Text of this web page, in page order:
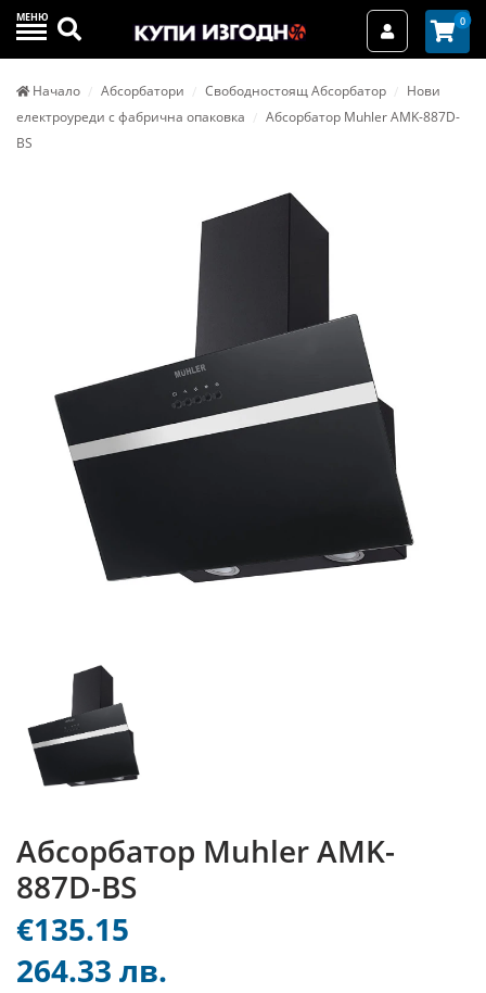
МЕНЮ Търси Вход / 0
Начало Абсорбатори Свободностоящ Абсорбатор
Нови
електроуреди с фабрична опаковка
Абсорбатор Muhler AMK-887D-
BS
Абсорбатор Muhler AMK-
887D-BS
€135.15
264.33 лв.